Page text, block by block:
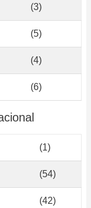
(3)
(5)
(4)
(6)
(1)
(54)
(42)